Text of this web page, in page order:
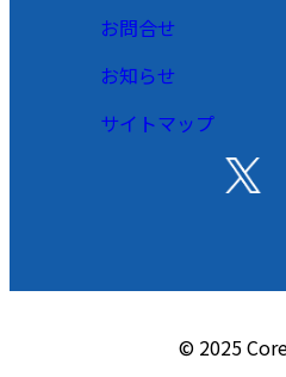
お問合せ
お知らせ
サイトマップ
© 2025